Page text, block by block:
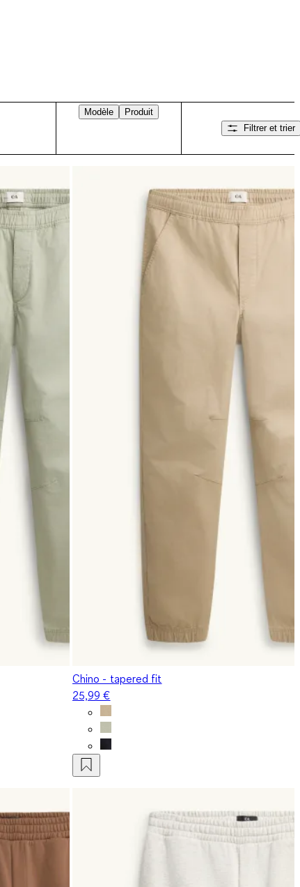
Modèle
Produit
Filtrer et trier
Chino - tapered fit
25,99 €